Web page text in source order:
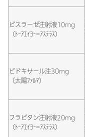
ビスラーゼ注射液10mg
（ﾄｰｱｴｲﾖｰ=ｱｽﾃﾗｽ）
ピドキサール注30mg
（太陽ﾌｧﾙﾏ）
フラビタン注射液20mg
（ﾄｰｱｴｲﾖｰ=ｱｽﾃﾗｽ）